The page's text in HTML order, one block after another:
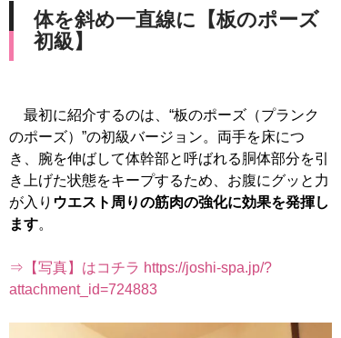
体を斜め一直線に【板のポーズ
初級】
最初に紹介するのは、“板のポーズ（プランク
のポーズ）”の初級バージョン。両手を床につ
き、腕を伸ばして体幹部と呼ばれる胴体部分を引
き上げた状態をキープするため、お腹にグッと力
が入り ウエスト周りの筋肉の強化に効果を発揮し
ます。
⇒【写真】はコチラ https://joshi-spa.jp/?
attachment_id=724883